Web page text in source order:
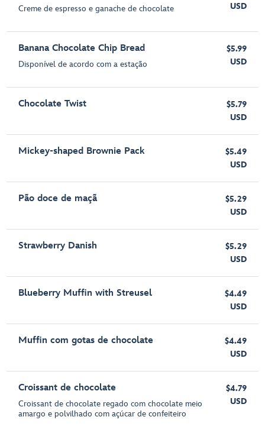
Creme de espresso e ganache de chocolate
USD
Banana Chocolate Chip Bread
Disponível de acordo com a estação
$5.99
USD
Chocolate Twist
$5.79
USD
Mickey-shaped Brownie Pack
$5.49
USD
Pão doce de maçã
$5.29
USD
Strawberry Danish
$5.29
USD
Blueberry Muffin with Streusel
$4.49
USD
Muffin com gotas de chocolate
$4.49
USD
Croissant de chocolate
Croissant de chocolate regado com chocolate meio
amargo e polvilhado com açúcar de confeiteiro
$4.79
USD